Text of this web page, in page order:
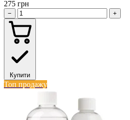
275 грн
− +
Купити
Топ продажу